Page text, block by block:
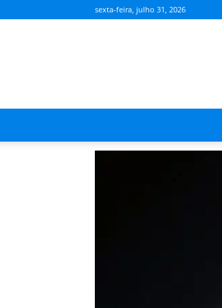
sexta-feira, julho 31, 2026